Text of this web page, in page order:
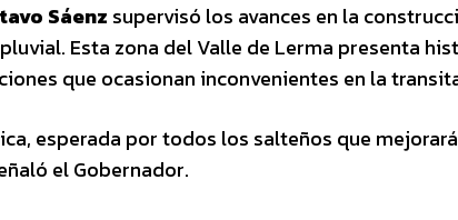
Sáenz supervisó los avances en la
Esta zona del Valle de Lerma presenta
que ocasionan inconvenientes en la
esperada por todos los salteños que
el Gobernador.